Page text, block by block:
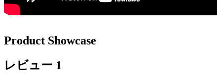
Product Showcase
レビュー 1